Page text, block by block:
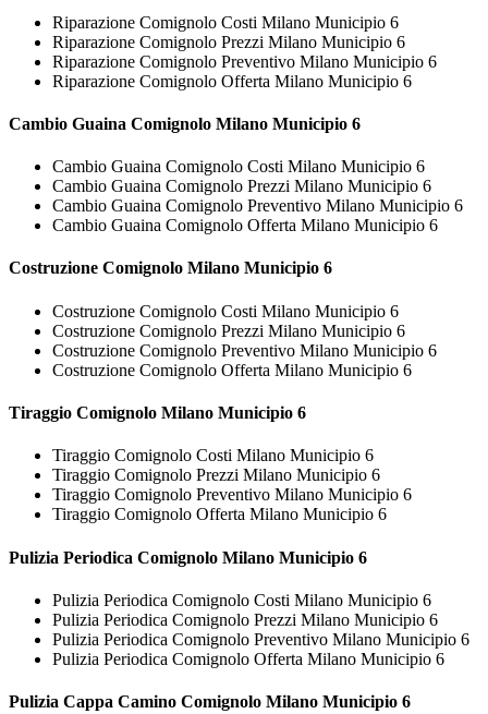
Riparazione Comignolo Costi Milano Municipio 6
Riparazione Comignolo Prezzi Milano Municipio 6
Riparazione Comignolo Preventivo Milano Municipio 6
Riparazione Comignolo Offerta Milano Municipio 6
Cambio Guaina Comignolo Milano Municipio 6
Cambio Guaina Comignolo Costi Milano Municipio 6
Cambio Guaina Comignolo Prezzi Milano Municipio 6
Cambio Guaina Comignolo Preventivo Milano Municipio 6
Cambio Guaina Comignolo Offerta Milano Municipio 6
Costruzione Comignolo Milano Municipio 6
Costruzione Comignolo Costi Milano Municipio 6
Costruzione Comignolo Prezzi Milano Municipio 6
Costruzione Comignolo Preventivo Milano Municipio 6
Costruzione Comignolo Offerta Milano Municipio 6
Tiraggio Comignolo Milano Municipio 6
Tiraggio Comignolo Costi Milano Municipio 6
Tiraggio Comignolo Prezzi Milano Municipio 6
Tiraggio Comignolo Preventivo Milano Municipio 6
Tiraggio Comignolo Offerta Milano Municipio 6
Pulizia Periodica Comignolo Milano Municipio 6
Pulizia Periodica Comignolo Costi Milano Municipio 6
Pulizia Periodica Comignolo Prezzi Milano Municipio 6
Pulizia Periodica Comignolo Preventivo Milano Municipio 6
Pulizia Periodica Comignolo Offerta Milano Municipio 6
Pulizia Cappa Camino Comignolo Milano Municipio 6